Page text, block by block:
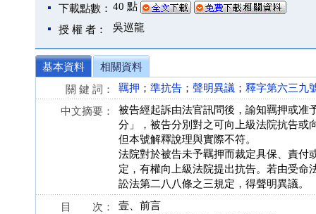
下載點數： 40 點
授 權 者： 吳巡龍
基本資料
相關資料
關 鍵 詞：
羈押 ； 準抗告 ； 聲明異議 ； 釋字第六三九
中文摘要：
被告經起訴由法官訊問後，諭知羈押或准
分」，被告分別對之可向上級法院抗告或
但本號解釋說理與實際不符。
法院對於被告未予羈押而裁定具保、責付
定，有權向上級法院提出抗告。若由受命
訟法第二八八條之三規定，得聲明異議。
目 次：
壹、前言